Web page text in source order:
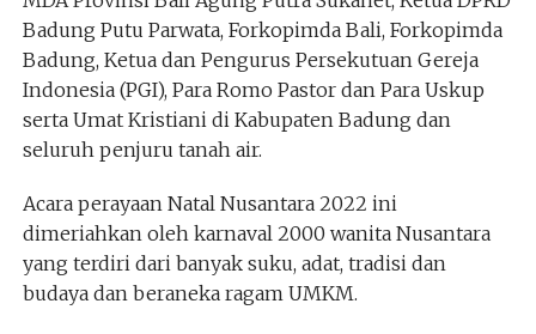
Badung Putu Parwata, Forkopimda Bali, Forkopimda
Badung, Ketua dan Pengurus Persekutuan Gereja
Indonesia (PGI), Para Romo Pastor dan Para Uskup
serta Umat Kristiani di Kabupaten Badung dan
seluruh penjuru tanah air.
Acara perayaan Natal Nusantara 2022 ini
dimeriahkan oleh karnaval 2000 wanita Nusantara
yang terdiri dari banyak suku, adat, tradisi dan
budaya dan beraneka ragam UMKM.